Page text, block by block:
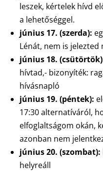
leszek, kértelek hívd
a lehetőséggel.
június 17. (szerda):
Lénát, nem is
június 18.
hívtad,- bizonyíték:
hívásnapló
június 19. (péntek):
17:30 alternatíváról,
elfoglaltságom okán,
azonban nem
június 20. (szombat):
helyreáll